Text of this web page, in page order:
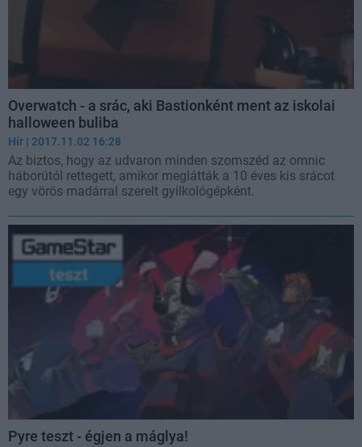
Overwatch - a srác, aki Bastionként ment az iskolai
halloween buliba
Hír | 2017.11.02 16:28
Az biztos, hogy az udvaron minden szomszéd az omnic
háborútól rettegett, amikor meglátták a 10 éves kis srácot
egy vörös madárral szerelt gyilkológépként.
Pyre teszt - égjen a máglya!